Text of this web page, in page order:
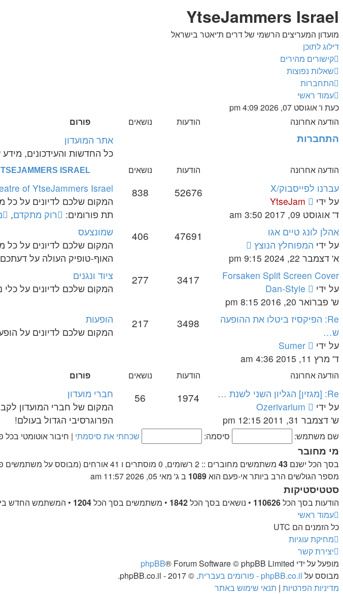
YtseJammers Israel
מועדון המעריצים הרשמי של דרים ת'יאטר בישראל
דילוג לתוכן
קישורים מהירים
שאלות נפוצות
התחברות
עמוד ראשי
כעת ו' אוגוסט 07, 2026 4:09 pm
פורום נושאים הודעות הודעה אחרונה
אתר המועדון
כל החדשות והעידכונים,
ISRAEL נושאים הודעות הודעה אחרונה
of YtseJammers Israel
המקום שלכם לדיונים על
תת פורומים:
רוק מתקדם,
838 52676
עברנו לפייסבוק/X
על ידי
YtseJamצפה
בהודעה
האחרונה
ד' אוגוסט 09, 2017 3:50 am
שמונצעס
המקום שלכם לדיונים על כל
האוף-טופיק העולה על
406 47691
אהלן לונג טיים אגו
על ידי המפוחלץ הנוצץ
בהודעה
האחרונה
א' דצמבר 22, 2024 9:15 pm
ציוד ונגנים
המקום שלכם לדיונים על כלי
277 3417
Forsaken Split Screen Cover
על ידי
Dan-Style
בהודעה
האחרונה
ש' פברואר 20, 2016 8:15 pm
הופעות
המקום שלכם לדיונים על
217 3498
Re: הפיקסיז ביטלו את ההופעה
ש…
על ידי
Sumer
בהודעה
ד' מרץ 11, 2015 4:36 am
פורום נושאים הודעות הודעה אחרונה
חברי מועדון
המקום של חברי המועדון
הפרוגרסיבי הגדול בעולם!
56 1974
Re: [מגזין] הגליון השני לשנת …
על ידי
Ozerivariumצפה
בהודעה
האחרונה
ש' דצמבר 31, 2011 12:15 pm
התחברות
שם משתמש: סיסמה: שכחתי את סיסמתי | חיבור אוטומטי
מי מחובר
בסך הכל ישנם 43 משתמשים מחוברים :: 2 רשומים, 0 מוסתרים ו 41 אורחים (מבוסס על משתמשים פעילים ב־5 הדקות האחרונות)
מספר הגולשים הרב ביותר אי-פעם הוא1089 ב ג' מאי 05, 2026 11:57 am
סטטיסטיקות
הודעות בסך הכל110626 • נושאים בסך הכל1842 • משתמשים בסך הכל1204 • המשתמש החדש
עמוד ראשי
כל הזמנים הם UTC
מחיקת עוגיות
יצירת קשר
מופעל על ידי
phpBB® Forum Software © phpBB Limited
מבוסס על phpBB.co.il - פורומים בעברית
. © 2017 - phpBB.co.il.
מדיניות הפרטיות | תנאי שימוש באתר